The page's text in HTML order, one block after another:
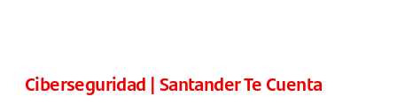
Ciberseguridad | Santander Te Cuenta